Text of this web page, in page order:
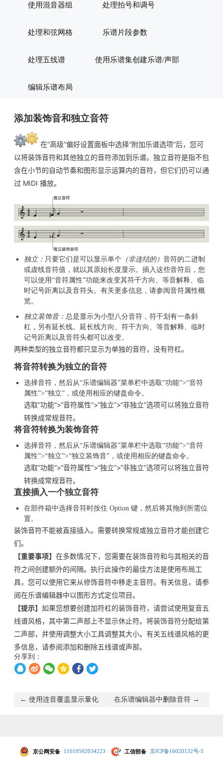
使用混音器组 处理拍号和调号
处理和弦网格 乐谱片段参数
处理五线谱 使用乐谱集创建乐谱/声部
编辑乐谱布局
添加装饰音和独立音符
在“高级”偏好设置面板中选择“附加乐谱选项”后，您可
以将装饰音符和其他独立的音符添加到乐谱。独立音符是指不包
含在小节的自动节奏和图形显示运算内的音符，但它们仍可以通
过 MIDI 播放。
独立： 只要它们是可以显示单个 （非连结的） 音符的二进制
或虚线音符值，就以其原始长度显示。插入这些音符后，您
可以使用“音符属性”功能来改变其符干方向、等音解释、临
时记号距离以及音符头。有关更多信息，请参阅音符属性概
览。
独立装饰音： 总是显示为小型八分音符，符干划有一条斜
杠，另有延长线。延长线方向、符干方向、等音解释、临时
记号距离以及音符头都可以改变。
两种类型的独立音符都只显示为单独的音符，没有符杠。
将音符转换为独立的音符
选择音符，然后从“乐谱编辑器”菜单栏中选取“功能”>“音符
属性”>“独立”，或使用相应的键盘命令。
选取“功能”>“音符属性”>“独立”>“非独立”选项可以将独立音符
转换成常规音符。
将音符转换为装饰音符
选择音符，然后从“乐谱编辑器”菜单栏中选取“功能”>“音符
属性”>“独立”>“独立装饰音”，或使用相应的键盘命令。
选取“功能”>“音符属性”>“独立”>“非独立”选项可以将独立音符
转换成常规音符。
直接插入一个独立音符
在部件箱中选择音符时按住 Option 键，然后将其拖到所需位
置。
装饰音符不能被直接插入。需要转换常规或独立音符才能创建它
们。
【重要事项】 在多数情况下，您需要在装饰音符和与其相关的音
符之间创建额外的间隔。执行此操作的最佳方法是使用布局工
具，您可以使用它来从修饰音符中移走主音符。有关信息，请参
阅在乐谱编辑器中以图形方式定位项目。
【提示】 如果您想要创建加符杠的装饰音符，请尝试使用复音五
线谱风格，其中第二声部上不显示休止符。将装饰音符分配给第
二声部，并使用调整大小工具调整其大小。有关五线谱风格的更
多信息，请参阅添加和删除五线谱或声部。
分享到：
文← 使用连音覆盖显示量化 在乐谱编辑器中删除音符 →
京公网安备 11010502034223 工信部备 京ICP备16020132号-5